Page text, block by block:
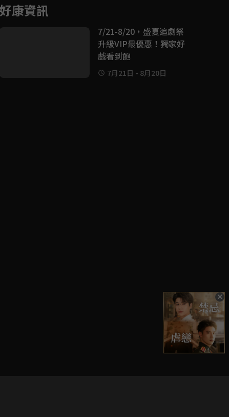
好康資訊
7/21-8/20，盛夏追劇祭
升級VIP最優惠！獨家好
戲看到飽
7月21日 - 8月20日